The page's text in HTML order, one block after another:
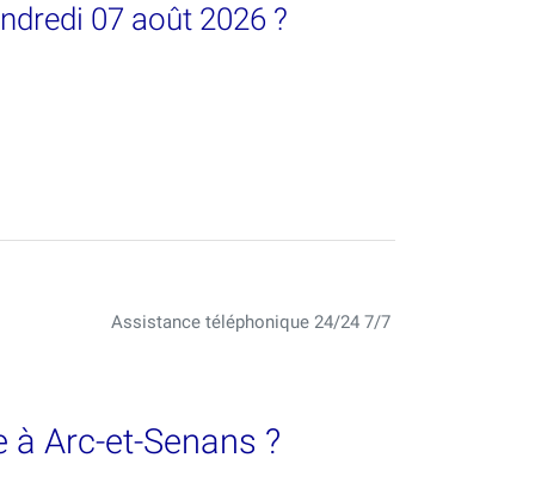
07 août 2026 ?
Assistance téléphonique 24/24 7/7
Arc-et-Senans ?